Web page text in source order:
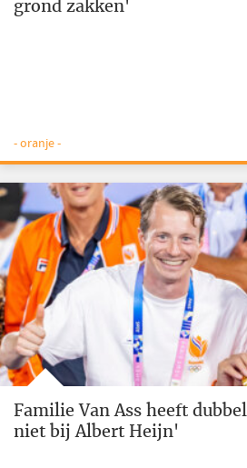
grond zakken'
- oranje -
Familie Van Ass heeft
niet bij Albert Heijn'